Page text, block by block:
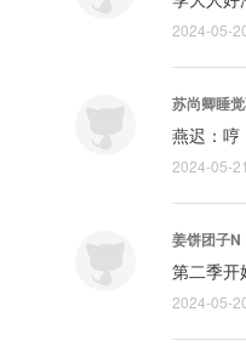
2024-05-
苏尚卿睡
燕迟：哼
2024-05-21
姜饼团子N
第二季开
2024-05-